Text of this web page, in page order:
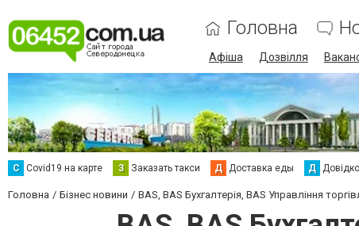
Головна
Афіша Дозвілля
С Сovid19 на карте З Заказать такси Д Доставка еды Д
Головна Бізнес новини BAS, BAS Бухгалтерія, BAS Управління